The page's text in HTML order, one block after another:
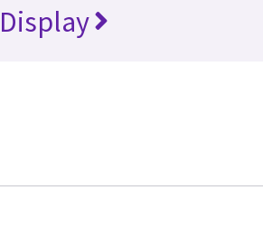
Display